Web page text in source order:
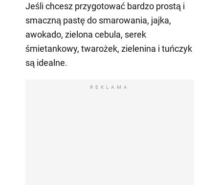
Jeśli chcesz przygotować bardzo prostą i
smaczną pastę do smarowania, jajka,
awokado, zielona cebula, serek
śmietankowy, twarożek, zielenina i tuńczyk
są idealne.
REKLAMA